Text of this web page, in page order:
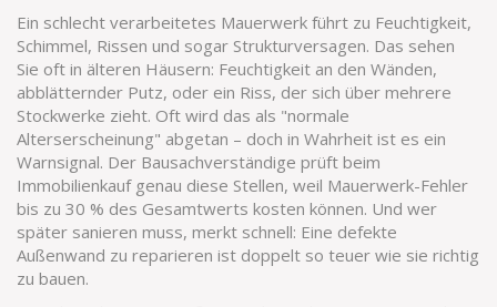
Ein schlecht verarbeitetes Mauerwerk führt zu Feuchtigkeit,
Schimmel, Rissen und sogar Strukturversagen. Das sehen
Sie oft in älteren Häusern: Feuchtigkeit an den Wänden,
abblätternder Putz, oder ein Riss, der sich über mehrere
Stockwerke zieht. Oft wird das als "normale
Alterserscheinung" abgetan – doch in Wahrheit ist es ein
Warnsignal. Der Bausachverständige prüft beim
Immobilienkauf genau diese Stellen, weil Mauerwerk-Fehler
bis zu 30 % des Gesamtwerts kosten können. Und wer
später sanieren muss, merkt schnell: Eine defekte
Außenwand zu reparieren ist doppelt so teuer wie sie richtig
zu bauen.